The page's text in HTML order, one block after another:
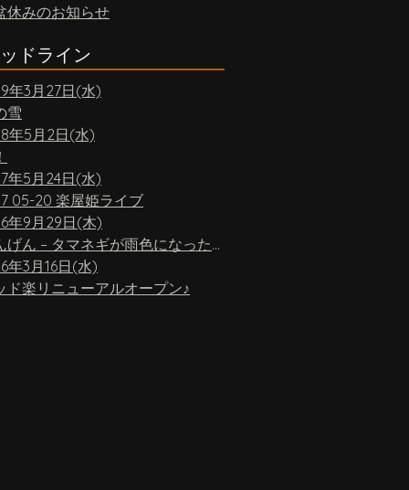
休みのお知らせ
ドライン
年3月27日(水)
雪
年5月2日(水)
年5月24日(水)
05-20 楽屋姫ライブ
年9月29日(木)
ちんげん – タマネギが雨色になったら
年3月16日(水)
ド楽リニューアルオープン♪